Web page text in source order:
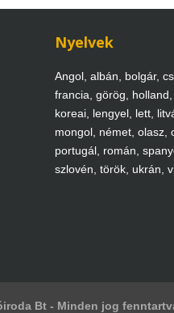
Nyelvek
Angol, albán, bolgár,
francia, görög, holland,
koreai, lengyel, lett,
mongol, német, olasz,
portugál, román,
szlovén, török, ukrán,
Bt - Minden jog